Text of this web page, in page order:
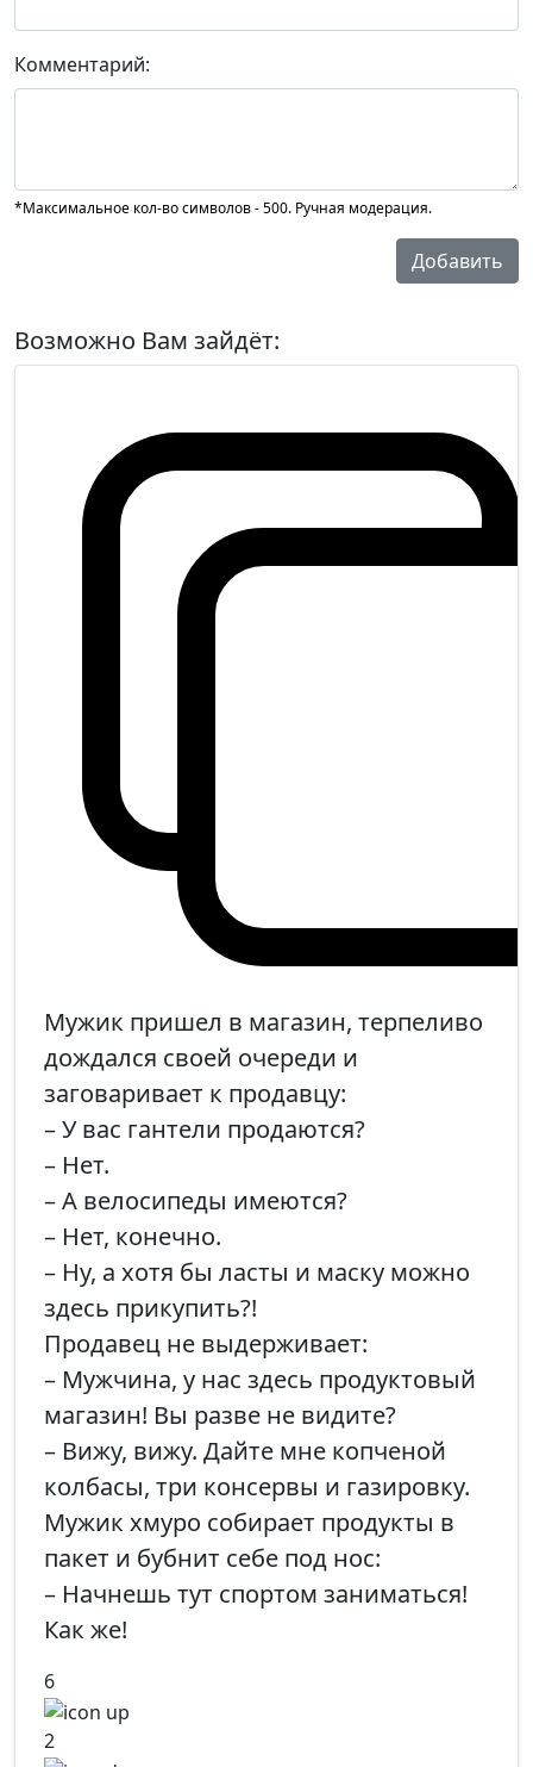
Комментарий:
*Максимальное кол-во символов - 500. Ручная модерация.
Добавить
Возможно Вам зайдёт:
Мужик пришел в магазин, терпеливо
дождался своей очереди и
заговаривает к продавцу:
– У вас гантели продаются?
– Нет.
– А велосипеды имеются?
– Нет, конечно.
– Ну, а хотя бы ласты и маску можно
здесь прикупить?!
Продавец не выдерживает:
– Мужчина, у нас здесь продуктовый
магазин! Вы разве не видите?
– Вижу, вижу. Дайте мне копченой
колбасы, три консервы и газировку.
Мужик хмуро собирает продукты в
пакет и бубнит себе под нос:
– Начнешь тут спортом заниматься!
Как же!
6
2